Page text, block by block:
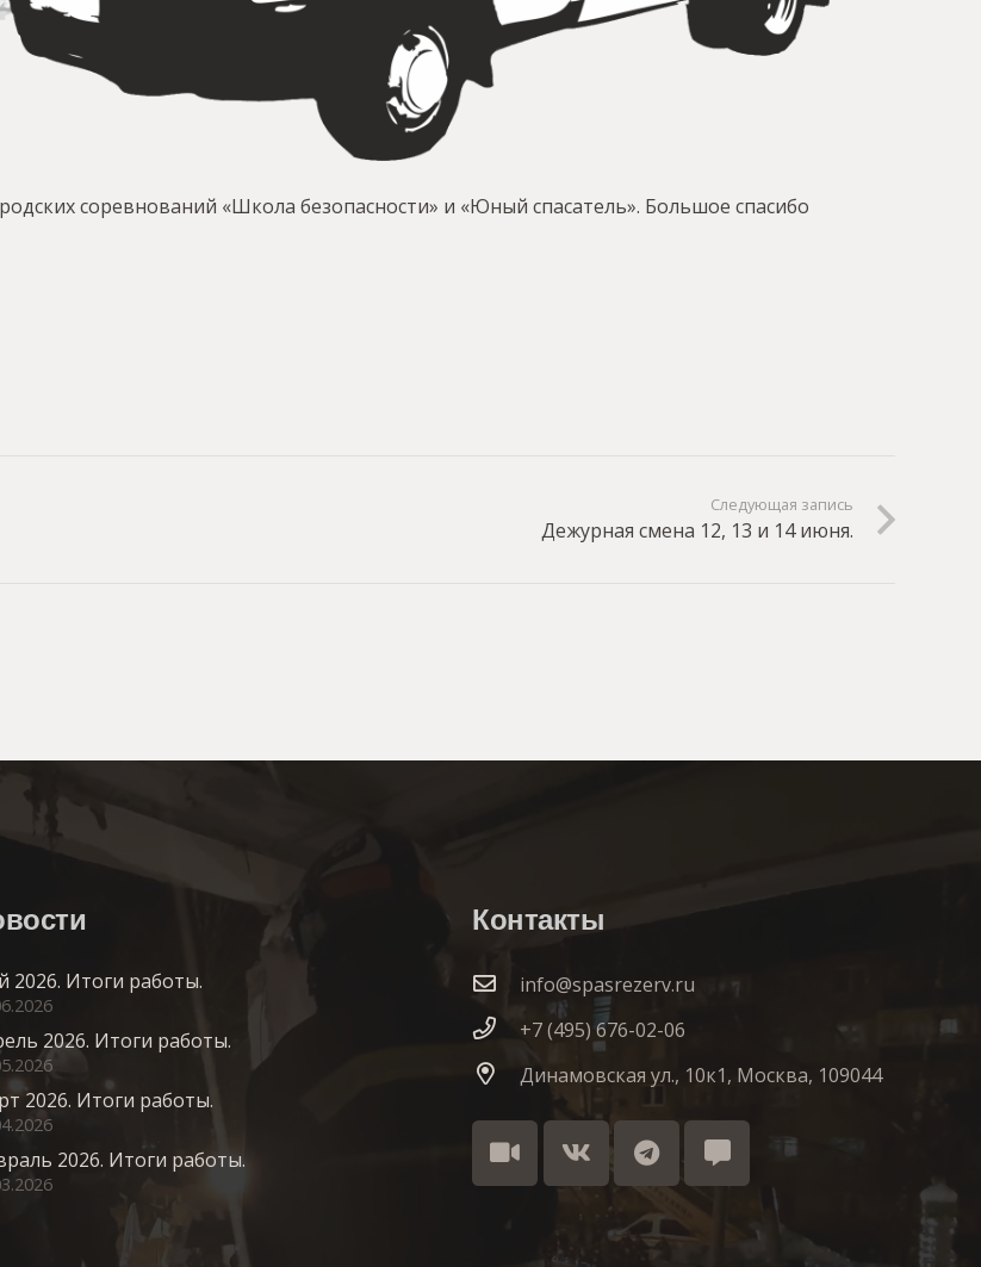
соревнований «Школа безопасности» и «Юный спасатель». Большое спасибо
Следующая запись
Дежурная смена 12, 13 и 14 июня.
2026. Итоги работы.
2026. Итоги работы.
2026. Итоги работы.
2026. Итоги работы.
Контакты
info@spasrezerv.ru
+7 (495) 676-02-06
Динамовская ул., 10к1, Москва, 109044